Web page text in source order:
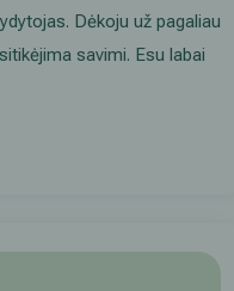
Dėkoju už pagaliau
savimi. Esu labai